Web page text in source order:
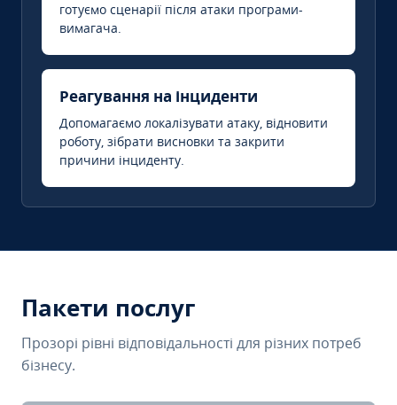
готуємо сценарії після атаки програми-
вимагача.
Реагування на інциденти
Допомагаємо локалізувати атаку, відновити
роботу, зібрати висновки та закрити
причини інциденту.
Пакети послуг
Прозорі рівні відповідальності для різних потреб
бізнесу.